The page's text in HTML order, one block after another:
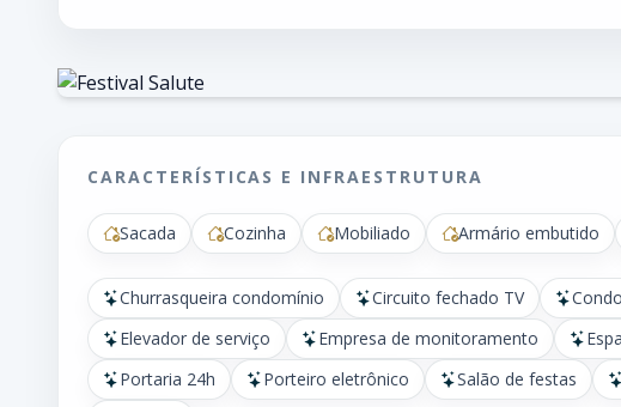
CARACTERÍSTICAS E INFRAESTRUTURA
Sacada Cozinha Mobiliado Armário embutido
Churrasqueira condomínio Circuito fechado TV
Elevador de serviço
Empresa de monitoramento
Portaria 24h
Porteiro eletrônico Salão de festas